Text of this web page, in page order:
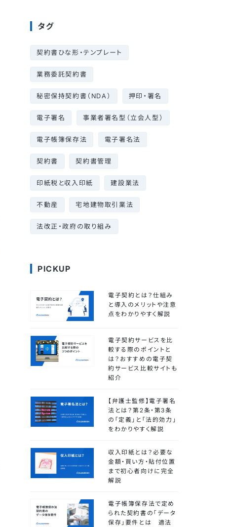
タグ
契約書ひな形・テンプレート
業務委託契約書
秘密保持契約書（NDA） 押印・署名
電子署名 事業者署名型（立会人型）
電子帳簿保存法 電子署名法
契約書 契約書管理
印紙税と収入印紙 建設業法
不動産 宅地建物取引業法
法改正・政府の取り組み
PICKUP
電子契約とは？仕組み
と導入のメリットや注意
点をわかりやすく解説
電子契約サービスを比
較する際のポイントと
は？おすすめの電子契
約サービス比較サイトも
紹介
【弁護士監修】電子署名
法とは？第2条・第3条
の「定義」と「法的効力」
をわかりやすく解説
収入印紙とは？必要な
金額・買い方・貼付位置
まで初心者向けに完全
解説
電子帳簿保存法で定め
られた契約書の「データ
保存」要件とは 適法